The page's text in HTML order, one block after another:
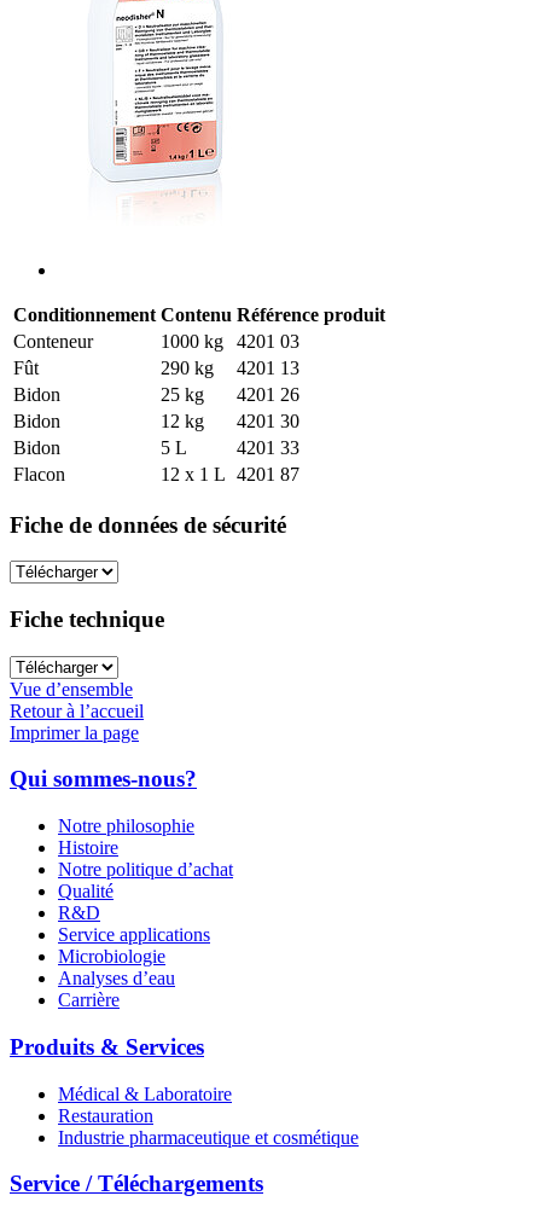
Conditionnement Contenu Référence produit
Conteneur
1000 kg
4201 03
Fût
290 kg
4201 13
Bidon
25 kg
4201 26
Bidon
12 kg
4201 30
Bidon
5 L
4201 33
Flacon
12 x 1 L 4201 87
Fiche de données de sécurité
Fiche technique
Vue d’ensemble
Retour à l’accueil
Imprimer la page
Qui sommes-nous?
Notre philosophie
Histoire
Notre politique d’achat
Qualité
R&D
Service applications
Microbiologie
Analyses d’eau
Carrière
Produits & Services
Médical & Laboratoire
Restauration
Industrie pharmaceutique et cosmétique
Service / Téléchargements